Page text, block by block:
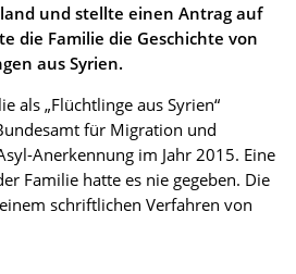
und stellte einen Antrag auf
die Familie die Geschichte von
aus Syrien.
als „Flüchtlinge aus Syrien“
für Migration und
Anerkennung im Jahr 2015. Eine
Familie hatte es nie gegeben. Die
schriftlichen Verfahren von